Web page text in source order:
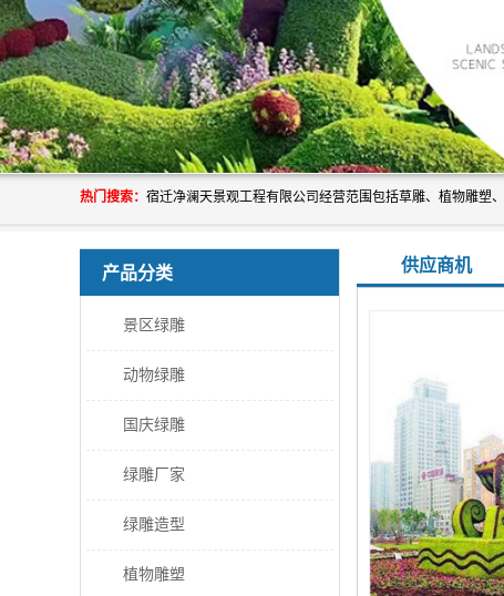
热门搜索：
产品分类
景区绿雕
动物绿雕
国庆绿雕
绿雕厂家
绿雕造型
植物雕塑
供应商机